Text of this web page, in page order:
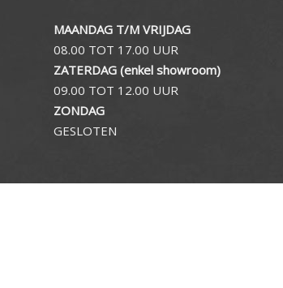
MAANDAG T/M VRIJDAG
08.00 TOT 17.00 UUR
ZATERDAG (enkel showroom)
09.00 TOT 12.00 UUR
ZONDAG
GESLOTEN